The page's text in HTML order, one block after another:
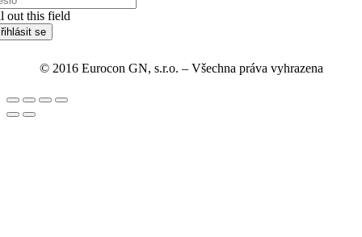
out this field
se
© 2016 Eurocon GN, s.r.o. – Všechna práva vyhrazena